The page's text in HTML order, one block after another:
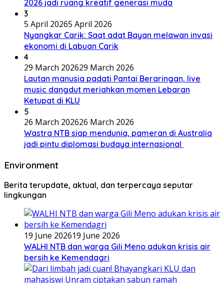
2026 jadi ruang kreatif generasi muda
3
5 April 20265 April 2026
Nyangkar Carik: Saat adat Bayan melawan invasi
ekonomi di Labuan Carik
4
29 March 202629 March 2026
Lautan manusia padati Pantai Beraringan, live
music dangdut meriahkan momen Lebaran
Ketupat di KLU
5
26 March 202626 March 2026
Wastra NTB siap mendunia, pameran di Australia
jadi pintu diplomasi budaya internasional
Environment
Berita terupdate, aktual, dan terpercaya seputar
lingkungan
19 June 202619 June 2026
WALHI NTB dan warga Gili Meno adukan krisis air
bersih ke Kemendagri